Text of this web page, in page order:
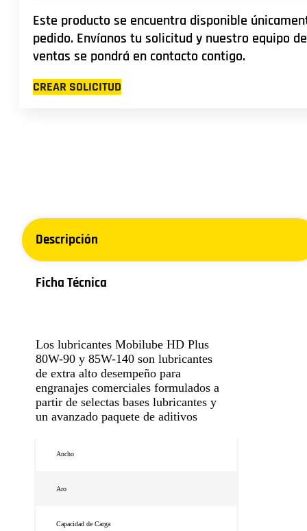
$8.300.$7.500.
Este producto se encuentra disponible
pedido. Envíanos tu solicitud y nuestro equipo de
ventas se pondrá en contacto contigo.
CREAR SOLICITUD
Descripción
Ficha Técnica
Los lubricantes Mobilube HD Plus
80W-90 y 85W-140 son lubricantes
de extra alto desempeño para
engranajes comerciales formulados a
partir de selectas bases lubricantes y
un avanzado paquete de aditivos
Ancho
Aro
Capacidad de Carga